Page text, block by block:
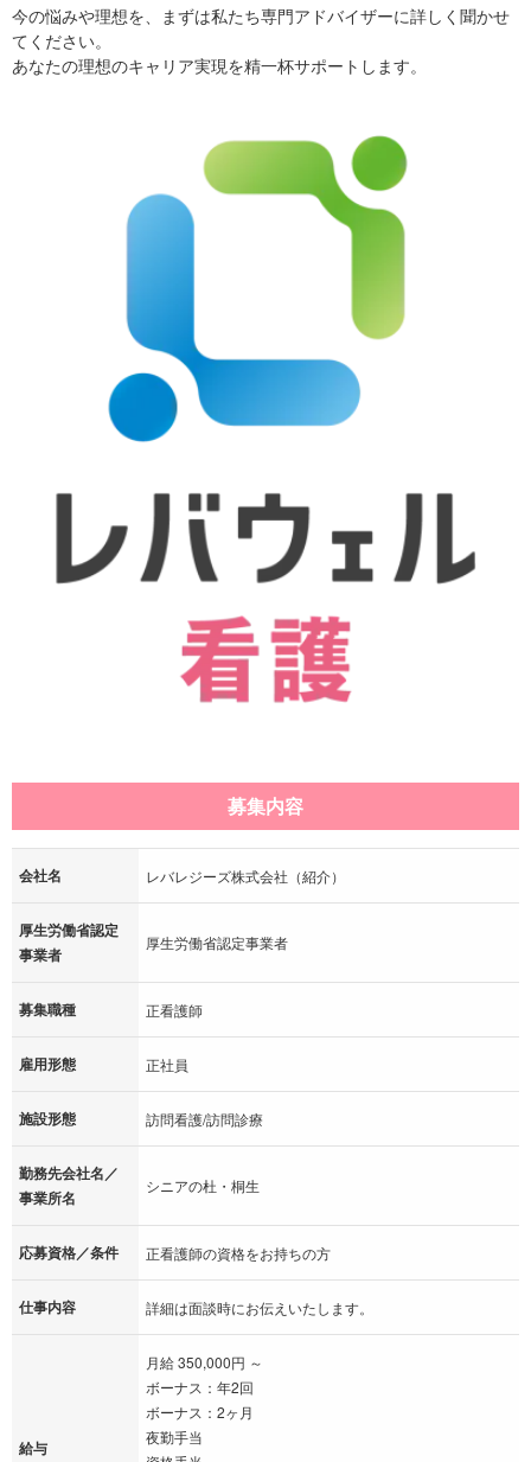
今の悩みや理想を、まずは私たち専門アドバイザーに詳しく聞かせ
てください。
あなたの理想のキャリア実現を精一杯サポートします。
募集内容
会社名 レバレジーズ株式会社（紹介）
厚生労働省認定
事業者
厚生労働省認定事業者
募集職種 正看護師
雇用形態 正社員
施設形態 訪問看護/訪問診療
勤務先会社名／
事業所名
シニアの杜・桐生
応募資格／条件 正看護師の資格をお持ちの方
仕事内容 詳細は面談時にお伝えいたします。
給与
月給 350,000円 ～
ボーナス：年2回
ボーナス：2ヶ月
夜勤手当